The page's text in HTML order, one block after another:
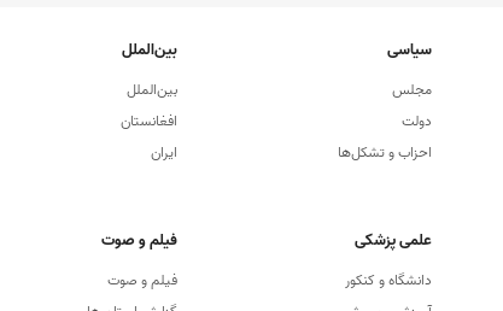
سیاسی
مجلس
دولت
احزاب و تشکل‌ها
بین‌الملل
بین‌الملل
افغانستان
ایران
علمی پزشکی
دانشگاه و كنكور
فیلم و صوت
فیلم و صوت